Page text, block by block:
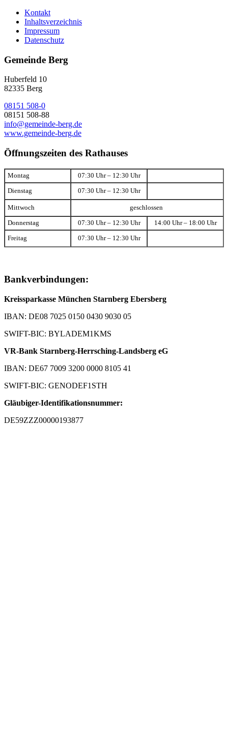
Kontakt
Inhaltsverzeichnis
Impressum
Datenschutz
Gemeinde Berg
Huberfeld 10
82335 Berg
08151 508-0
08151 508-88
info@gemeinde-berg.de
www.gemeinde-berg.de
Öffnungszeiten des Rathauses
Montag 07:30 Uhr – 12:30 Uhr
Dienstag 07:30 Uhr – 12:30 Uhr
Mittwoch geschlossen
Donnerstag 07:30 Uhr – 12:30 Uhr 14:00 Uhr – 18:00 Uhr
Freitag 07:30 Uhr – 12:30 Uhr
Bankverbindungen:
Kreissparkasse München Starnberg Ebersberg
IBAN: DE08 7025 0150 0430 9030 05
SWIFT-BIC: BYLADEM1KMS
VR-Bank Starnberg-Herrsching-Landsberg eG
IBAN: DE67 7009 3200 0000 8105 41
SWIFT-BIC: GENODEF1STH
Gläubiger-Identifikationsnummer:
DE59ZZZ00000193877